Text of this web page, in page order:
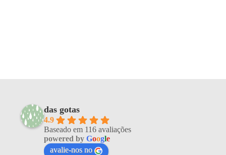
das gotas
4.9
Baseado em 116 avaliações
powered byGoogle
avalie-nos no